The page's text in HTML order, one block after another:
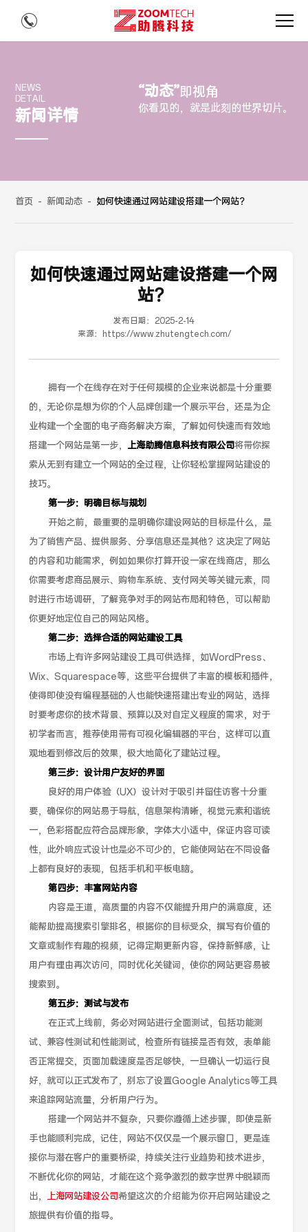
NEWS
DETAIL
新闻详情
“动态”即视角
你看见的，就是此刻的世界切片。
首页 - 新闻动态 - 如何快速通过网站建设搭建一个网站？
如何快速通过网站建设搭建一个网
站？
发布日期： 2025-2-14
来源：
https://www.zhutengtech.com/
拥有一个在线存在对于任何规模的企业来说都是十分重要
的，无论你是想为你的个人品牌创建一个展示平台，还是为企
业构建一个全面的电子商务解决方案，了解如何快速而有效地
搭建一个网站是第一步， 上海助腾信息科技有限公司将带你探
索从无到有建立一个网站的全过程，让你轻松掌握网站建设的
技巧。
第一步：明确目标与规划
开始之前，最重要的是明确你建设网站的目标是什么，是
为了销售产品、提供服务、分享信息还是其他？这决定了网站
的内容和功能需求，例如如果你打算开设一家在线商店，那么
你需要考虑商品展示、购物车系统、支付网关等关键元素，同
时进行市场调研，了解竞争对手的网站布局和特色，可以帮助
你更好地定位自己的网站风格。
第二步：选择合适的网站建设工具
市场上有许多网站建设工具可供选择，如WordPress、
Wix、Squarespace等，这些平台提供了丰富的模板和插件，
使得即使没有编程基础的人也能快速搭建出专业的网站，选择
时要考虑你的技术背景、预算以及对自定义程度的需求，对于
初学者而言，推荐使用带有可视化编辑器的平台，这样可以直
观地看到修改后的效果，极大地简化了建站过程。
第三步：设计用户友好的界面
良好的用户体验（UX）设计对于吸引并留住访客十分重
要，确保你的网站易于导航，信息架构清晰，视觉元素和谐统
一，色彩搭配应符合品牌形象，字体大小适中，保证内容可读
性，此外响应式设计也是必不可少的，它能使网站在不同设备
上都有良好的表现，包括手机和平板电脑。
第四步：丰富网站内容
内容是王道，高质量的内容不仅能提升用户的满意度，还
能帮助提高搜索引擎排名，根据你的目标受众，撰写有价值的
文章或制作有趣的视频，记得定期更新内容，保持新鲜感，让
用户有理由再次访问，同时优化关键词，使你的网站更容易被
搜索到。
第五步：测试与发布
在正式上线前，务必对网站进行全面测试，包括功能测
试、兼容性测试和性能测试，检查所有链接是否有效，表单能
否正常提交，页面加载速度是否足够快，一旦确认一切运行良
好，就可以正式发布了，别忘了设置Google Analytics等工具
来追踪网站流量，分析用户行为。
搭建一个网站并不复杂，只要你遵循上述步骤，即使是新
手也能顺利完成，记住，网站不仅仅是一个展示窗口，更是连
接你与潜在客户的重要桥梁，持续关注行业趋势和技术进步，
不断优化你的网站，才能在这个竞争激烈的数字世界中脱颖而
出， 上海网站建设公司希望这次的介绍能为你开启网站建设之
旅提供有价值的指导。